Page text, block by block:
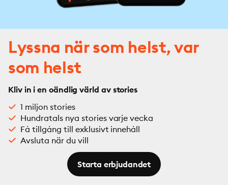
Lyssna när som helst, var
som helst
Kliv in i en oändlig värld av stories
1 miljon stories
Hundratals nya stories varje vecka
Få tillgång till exklusivt innehåll
Avsluta när du vill
Starta erbjudandet